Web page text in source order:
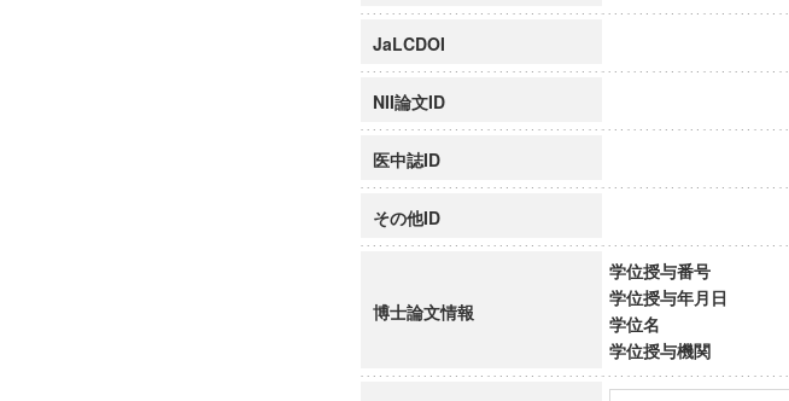
JaLCDOI
NII論文ID
医中誌ID
その他ID
博士論文情報
学位授与番号
学位授与年月日
学位名
学位授与機関